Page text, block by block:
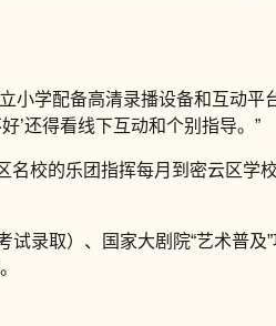
小学配备高清录播设备和互动
’还得看线下互动和个别指导。”
名校的乐团指挥每月到密云区
录取）、国家大剧院“艺术普